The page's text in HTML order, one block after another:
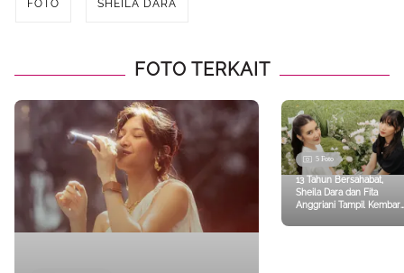
FOTO SHEILA DARA
FOTO TERKAIT
5 Foto
13 Tahun Bersahabat,
Sheila Dara dan Fita
Anggriani Tampil Kembar